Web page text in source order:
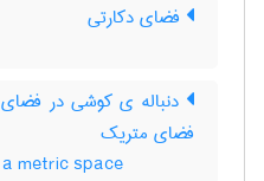
فضای دکارتی
دنباله ی کوشی در
فضای متریک
metric space